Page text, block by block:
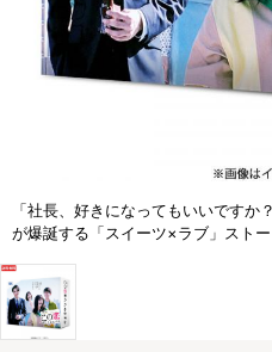
「社長、好きになってもいいです
が爆誕する「スイーツ×ラブ」ストー